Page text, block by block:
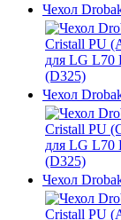
Чехол
Чехол
Чехол